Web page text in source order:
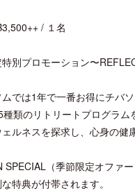
/ １名
特別プロモーション〜
では1年で一番お得にチバ
類のリトリートプログラ
ルネスを探求し、心身の健
SPECIAL（季節限定オファー
特典が付帯されます。